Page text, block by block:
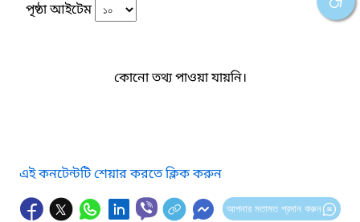
পৃষ্ঠা আইটেম
কোনো তথ্য পাওয়া যায়নি।
এই কনটেন্টটি শেয়ার করতে ক্লিক করুন
আপনার মতামত প্রদান করুন